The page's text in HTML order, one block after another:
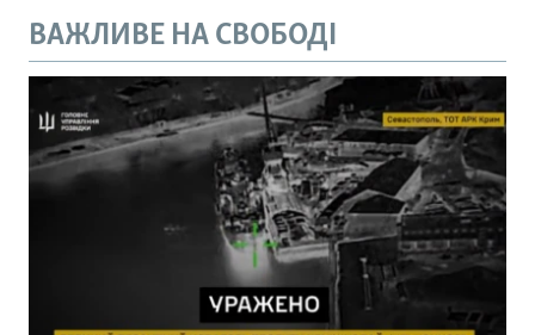
ВАЖЛИВЕ НА СВОБОДІ